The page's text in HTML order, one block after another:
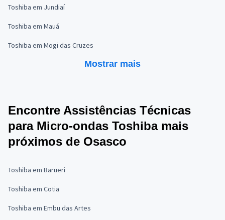
Toshiba em Jundiaí
Toshiba em Mauá
Toshiba em Mogi das Cruzes
Mostrar mais
Encontre Assistências Técnicas
para Micro-ondas Toshiba mais
próximos de Osasco
Toshiba em Barueri
Toshiba em Cotia
Toshiba em Embu das Artes